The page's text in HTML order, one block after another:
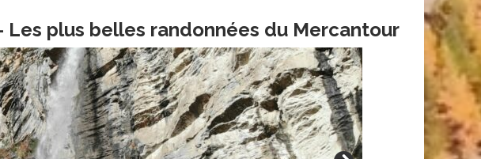
contenu
Les plus belles randonnées du Mercantour